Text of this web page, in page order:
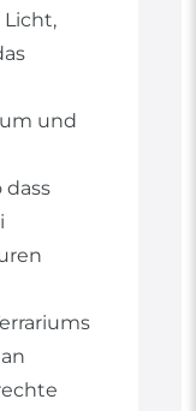
und
dass